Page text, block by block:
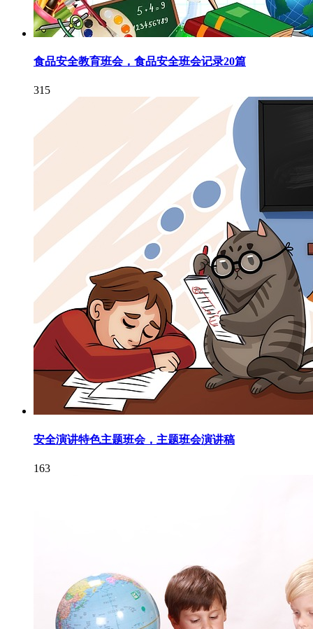
食品安全教育班会，食品安全班会记录20篇
315
安全演讲特色主题班会，主题班会演讲稿
163